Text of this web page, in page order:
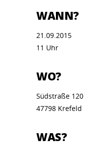
WANN?
21.09.2015
11 Uhr
WO?
Südstraße 120
47798 Krefeld
WAS?